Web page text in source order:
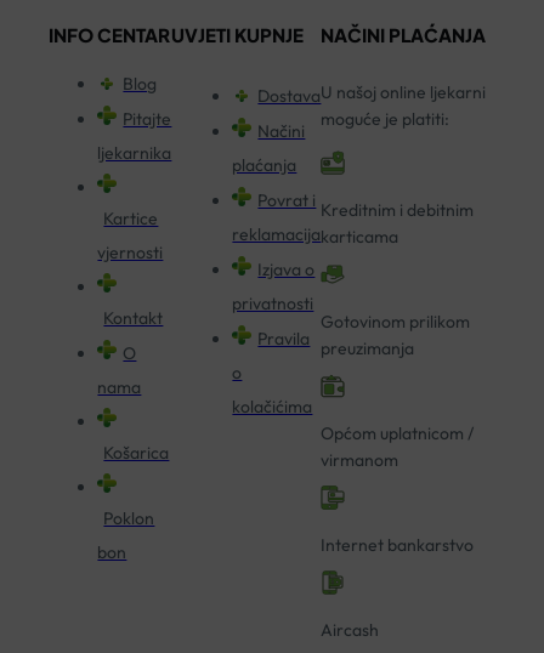
INFO CENTAR
Blog
Pitajte
ljekarnika
Kartice
vjernosti
Kontakt
O
nama
Košarica
Poklon
bon
UVJETI KUPNJE
Dostava
Načini
plaćanja
Povrat i
reklamacija
Izjava o
privatnosti
Pravila
o
kolačićima
NAČINI PLAĆANJA
U našoj online ljekarni
moguće je platiti:
Kreditnim i debitnim
karticama
Gotovinom prilikom
preuzimanja
Općom uplatnicom /
virmanom
Internet bankarstvo
Aircash